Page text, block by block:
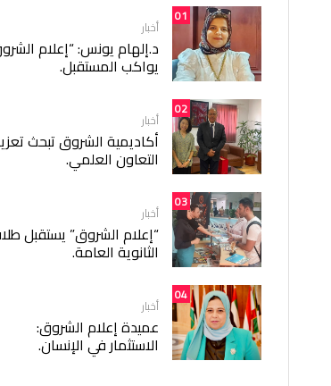
01
أخبار
د.إلهام يونس: “إعلام
يواكب المستقبل.
02
أخبار
أكاديمية الشروق تبحث
التعاون العلمي.
03
أخبار
“إعلام الشروق” يستقبل
الثانوية العامة.
04
أخبار
عميدة إعلام الشروق:
الاستثمار في الإنسان.